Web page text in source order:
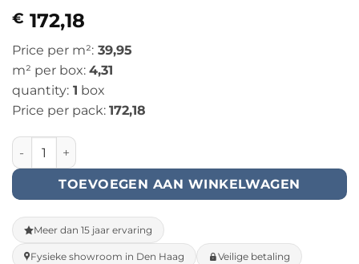
€ 172,18
Price per m²: 39,95
m² per box: 4,31
quantity: 1 box
Price per pack: 172,18
Clermont XL Shelf - Dryback (54826) aantal
TOEVOEGEN AAN WINKELWAGEN
Meer dan 15 jaar ervaring
Fysieke showroom in Den Haag Veilige betaling